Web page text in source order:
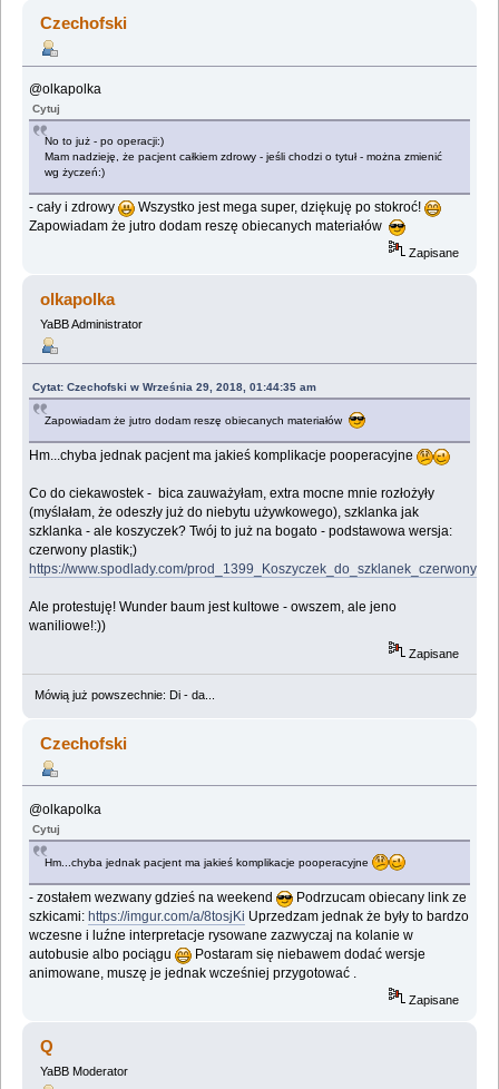
Czechofski
@olkapolka
Cytuj
No to już - po operacji:)
Mam nadzieję, że pacjent całkiem zdrowy - jeśli chodzi o tytuł - można zmienić
wg życzeń:)
- cały i zdrowy
Wszystko jest mega super, dziękuję po stokroć!
Zapowiadam że jutro dodam reszę obiecanych materiałów
Zapisane
olkapolka
YaBB Administrator
Cytat: Czechofski w Września 29, 2018, 01:44:35 am
Zapowiadam że jutro dodam reszę obiecanych materiałów
Hm...chyba jednak pacjent ma jakieś komplikacje pooperacyjne
Co do ciekawostek - bica zauważyłam, extra mocne mnie rozłożyły
(myślałam, że odeszły już do niebytu używkowego), szklanka jak
szklanka - ale koszyczek? Twój to już na bogato - podstawowa wersja:
czerwony plastik;)
https://www.spodlady.com/
Ale protestuję! Wunder baum jest kultowe - owszem, ale jeno
waniliowe!:))
Zapisane
Mówią już powszechnie: Di - da...
Czechofski
@olkapolka
Cytuj
Hm...chyba jednak pacjent ma jakieś komplikacje pooperacyjne
- zostałem wezwany gdzieś na weekend
Podrzucam obiecany link ze
szkicami:https://imgur.com/a/8tosjKi Uprzedzam jednak że były to bardzo
wczesne i luźne interpretacje rysowane zazwyczaj na kolanie w
autobusie albo pociągu
Postaram się niebawem dodać wersje
animowane, muszę je jednak wcześniej przygotować .
Zapisane
Q
YaBB Moderator